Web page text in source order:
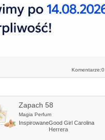
Komentarze:0
Zapach 58
Magia Perfum
InspirowaneGood Girl Carolina
Herrera